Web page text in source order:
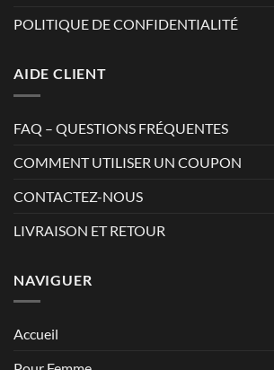
POLITIQUE DE CONFIDENTIALITÉ
AIDE CLIENT
FAQ – QUESTIONS FRÉQUENTES
COMMENT UTILISER UN COUPON
CONTACTEZ-NOUS
LIVRAISON ET RETOUR
NAVIGUER
Accueil